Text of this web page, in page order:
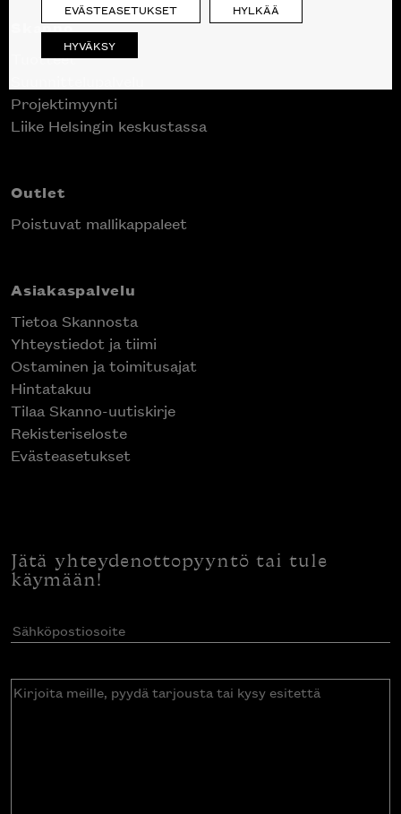
Skanno
Tuotteet
Projektimyynti
Liike Helsingin keskustassa
Outlet
Poistuvat mallikappaleet
Asiakaspalvelu
Tietoa Skannosta
Yhteystiedot ja tiimi
Ostaminen ja toimitusajat
Hintatakuu
Tilaa Skanno-uutiskirje
Rekisteriseloste
Evästeasetukset
Jätä yhteydenottopyyntö tai tule
käymään!
Sähköpostiosoite(Pakollinen)
Kirjoita
EVÄSTEASETUKSET HYLKÄÄ
HYVÄKSY